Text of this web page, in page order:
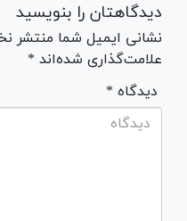
دیدگاهتان را بنویسید
نشانی ایمیل شما منتشر
علامت‌گذاری شده‌اند *
* دیدگاه